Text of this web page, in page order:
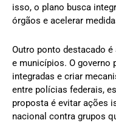
isso, o plano busca
órgãos e acelerar
Outro ponto destacado
e municípios. O governo
integradas e criar
entre polícias federais,
proposta é evitar ações
nacional contra grupos